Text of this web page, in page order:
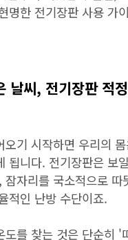
명한 전기장판 사용 가
날씨, 전기장판 적
오기 시작하면 우리의
됩니다. 전기장판은 보
잠자리를 국소적으로 따
적인 난방 수단이죠.
도를 찾는 것은 단순히 '